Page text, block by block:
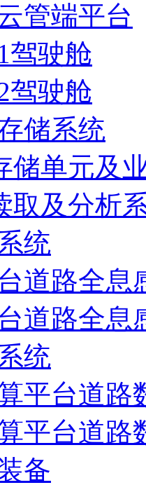
管端平台
驾驶舱
驾驶舱
储系统
储单元及
取及分析
统
道路全息
道路全息
统
平台道路
平台道路
备